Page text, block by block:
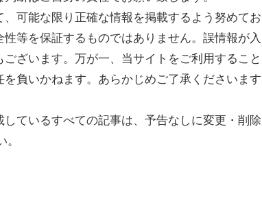
可能な限り正確な情報を掲載するよう努めてお
等を保証するものではありません。誤情報が入
ざいます。万が一、当サイトをご利用すること
負いかねます。あらかじめご了承くださいます
ているすべての記事は、予告なしに変更・削除
。